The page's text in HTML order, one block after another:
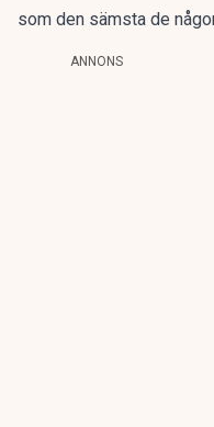
som den sämsta de
ANNONS